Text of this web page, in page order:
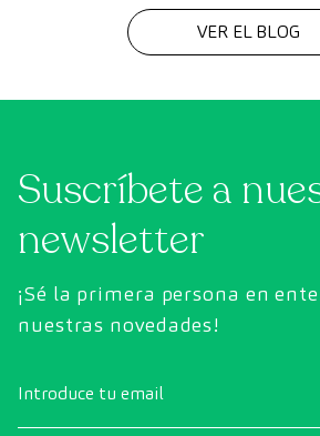
Vanessa Guerrero Granados, nefróloga
Sagasta, que incide en que solo
VER EL BLOG
Suscríbete a
newsletter
¡Sé la primera persona en
nuestras novedades!
Introduce tu email